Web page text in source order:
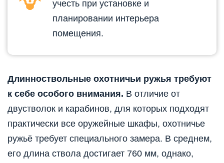
учесть при установке и
планировании интерьера
помещения.
Длинноствольные охотничьи ружья требуют
к себе особого внимания. В отличие от
двустволок и карабинов, для которых подходят
практически все оружейные шкафы, охотничье
ружьё требует специального замера. В среднем,
его длина ствола достигает 760 мм, однако,